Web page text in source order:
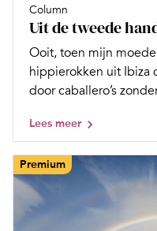
Column
Uit de tweede
Ooit, toen mijn
hippierokken uit Ibiza
door caballero’s
Lees meer
Premium